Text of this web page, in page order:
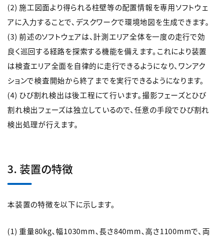
(2) 施工図面より得られる柱壁等の配置情報を専用ソフトウェ
アに入力することで、デスクワークで環境地図を生成できます。
(3) 前述のソフトウェアは、計測エリア全体を一度の走行で効
良く巡回する経路を探索する機能を備えます。これにより装置
は検査エリア全面を自律的に走行できるようになり、ワンアク
ションで検査開始から終了までを実行できるようになります。
(4) ひび割れ検出は後工程にて行います。撮影フェーズとひび
割れ検出フェーズは独立しているので、任意の手段でひび割れ
検出処理が行えます。
3. 装置の特徴
本装置の特徴を以下に示します。
(1) 重量80kg、幅1030mm、長さ840mm、高さ1100mmで、両